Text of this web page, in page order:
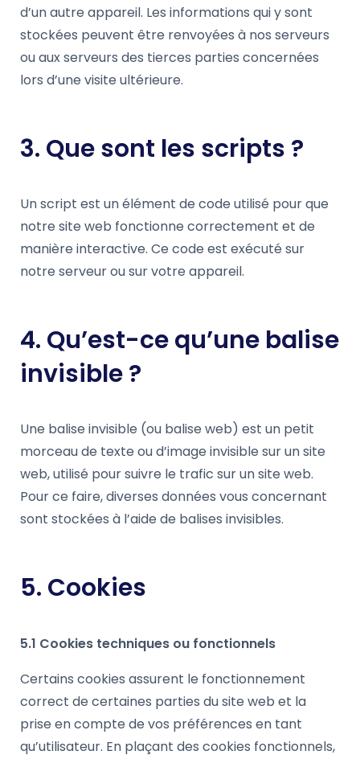
d’un autre appareil. Les informations qui y sont
stockées peuvent être renvoyées à nos serveurs
ou aux serveurs des tierces parties concernées
lors d’une visite ultérieure.
3. Que sont les scripts ?
Un script est un élément de code utilisé pour que
notre site web fonctionne correctement et de
manière interactive. Ce code est exécuté sur
notre serveur ou sur votre appareil.
4. Qu’est-ce qu’une balise
invisible ?
Une balise invisible (ou balise web) est un petit
morceau de texte ou d’image invisible sur un site
web, utilisé pour suivre le trafic sur un site web.
Pour ce faire, diverses données vous concernant
sont stockées à l’aide de balises invisibles.
5. Cookies
5.1 Cookies techniques ou fonctionnels
Certains cookies assurent le fonctionnement
correct de certaines parties du site web et la
prise en compte de vos préférences en tant
qu’utilisateur. En plaçant des cookies fonctionnels,